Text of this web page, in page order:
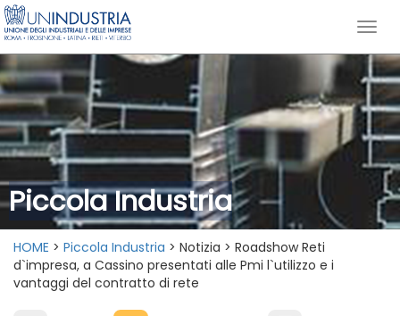
Piccola Industria
HOME > Piccola Industria > Notizia > Roadshow Reti
d`impresa, a Cassino presentati alle Pmi l`utilizzo e i
vantaggi del contratto di rete